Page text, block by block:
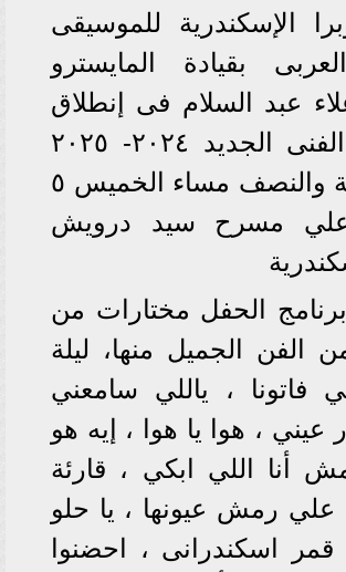
الإسكندرية للموسيقى
بقيادة المايسترو
عبد السلام فى إنطلاق
موسمها الفنى الجديد ٢٠٢٤- ٢٠٢٥
فى الثامنة والنصف مساء الخميس ٥
علي مسرح سيد درويش
الحفل مختارات من
الفن الجميل منها، ليلة
فاتونا ، ياللي سامعني
عيني ، هوا يا هوا ، إيه هو
أنا اللي ابكي ، قارئة
، علي رمش عيونها ، يا حلو
اسكندرانى ، احضنوا